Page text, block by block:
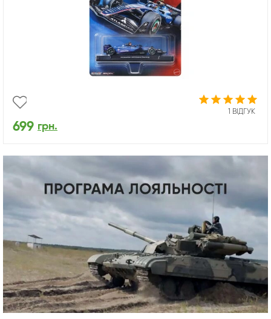
1 ВІДГУК
699 грн.